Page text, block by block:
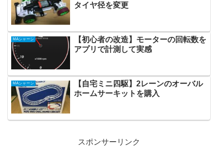
タイヤ径を変更
MAシャーシ
【初心者の改造】モーターの回転数を
アプリで計測して実感
MAシャーシ
【自宅ミニ四駆】2レーンのオーバル
ホームサーキットを購入
スポンサーリンク